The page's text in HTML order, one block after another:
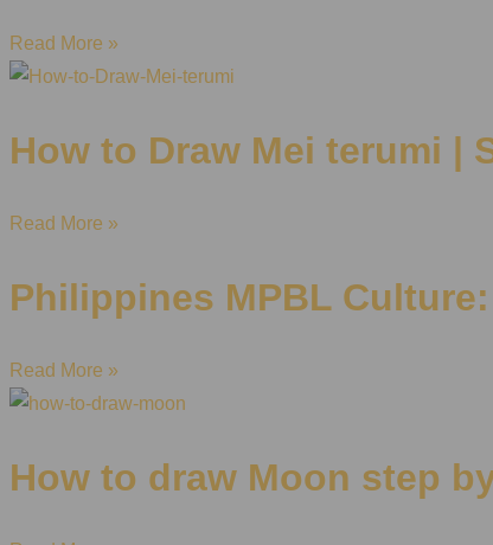
Read More »
How to Draw Mei terumi |
Read More »
Philippines MPBL
Read More »
How to draw Moon step